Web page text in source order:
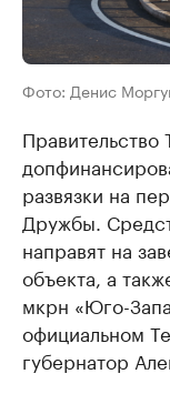
Фото: Денис
развязки на
Дружбы.
направят на
объекта, а
мкрн «Юго-
официальном
губернатор